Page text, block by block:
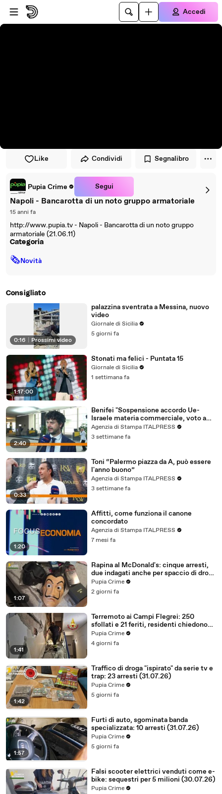
Vai al lettore
Passa al contenuto principale
Accedi
Like Condividi Segnalibro
Pupia Crime Segui
Napoli - Bancarotta di un noto gruppo armatoriale
15 anni fa
http://www.pupia.tv - Napoli - Bancarotta di un noto gruppo
armatoriale (21.06.11)
Categoria
🗞Novità
Consigliato
0:16 Prossimi video
palazzina sventrata a Messina, nuovo
video
Giornale di Sicilia
5 giorni fa
1:17:00
Stonati ma felici - Puntata 15
Giornale di Sicilia
1 settimana fa
2:40
Benifei "Sospensione accordo Ue-
Israele materia commerciale, voto a
maggioranza"
Agenzia di Stampa ITALPRESS
3 settimane fa
0:33
Toni “Palermo piazza da A, può essere
l'anno buono”
Agenzia di Stampa ITALPRESS
3 settimane fa
1:20
Affitti, come funziona il canone
concordato
Agenzia di Stampa ITALPRESS
7 mesi fa
1:07
Rapina al McDonald's: cinque arresti,
due indagati anche per spaccio di droga
(03.08.26)
Pupia Crime
2 giorni fa
1:41
Terremoto ai Campi Flegrei: 250
sfollati e 21 feriti, residenti chiedono
certezze sul futuro (01.08.26)
Pupia Crime
4 giorni fa
1:42
Traffico di droga "ispirato" da serie tv e
trap: 23 arresti (31.07.26)
Pupia Crime
5 giorni fa
1:57
Furti di auto, sgominata banda
specializzata: 10 arresti (31.07.26)
Pupia Crime
5 giorni fa
Falsi scooter elettrici venduti come e-
bike: sequestri per 5 milioni (30.07.26)
Pupia Crime